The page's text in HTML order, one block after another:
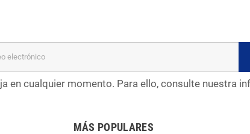
en cualquier momento. Para ello, consulte nuestra
MÁS POPULARES